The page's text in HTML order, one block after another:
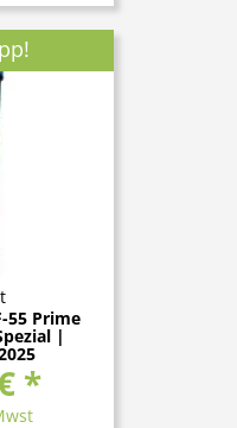
55 Prime
|
*